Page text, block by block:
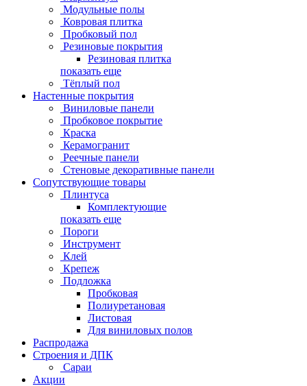
Модульные полы
Ковровая плитка
Пробковый пол
Резиновые покрытия
Резиновая плитка
показать еще
Тёплый пол
Настенные покрытия
Виниловые панели
Пробковое покрытие
Краска
Керамогранит
Реечные панели
Стеновые декоративные панели
Сопутствующие товары
Плинтуса
Комплектующие
показать еще
Пороги
Инструмент
Клей
Крепеж
Подложка
Пробковая
Полиуретановая
Листовая
Для виниловых полов
Распродажа
Строения и ДПК
Сараи
Акции